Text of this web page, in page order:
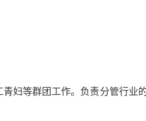
妇等群团工作。负责分管行业